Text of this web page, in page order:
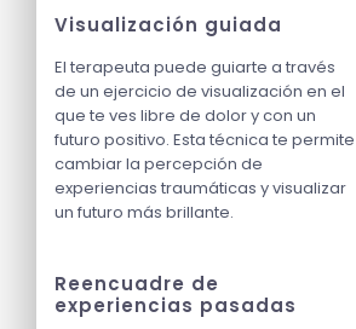
Visualización guiada
El terapeuta puede guiarte a través
de un ejercicio de visualización en el
que te ves libre de dolor y con un
futuro positivo. Esta técnica te permite
cambiar la percepción de
experiencias traumáticas y visualizar
un futuro más brillante.
Reencuadre de
experiencias pasadas